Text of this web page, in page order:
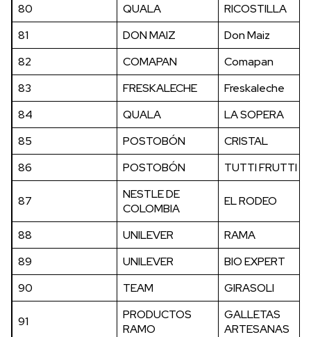
80
QUALA
RICOSTILLA
81
DON MAIZ
Don Maiz
82
COMAPAN
Comapan
83
FRESKALECHE
Freskaleche
84
QUALA
LA SOPERA
85
POSTOBÓN
CRISTAL
86
POSTOBÓN TUTTI FRUTTI
87
NESTLE DE
COLOMBIA
EL RODEO
88 UNILEVER
RAMA
89
UNILEVER
BIO EXPERT
90
TEAM GIRASOLI
91
PRODUCTOS
RAMO
GALLETAS
ARTESANAS